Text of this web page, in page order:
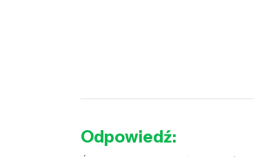
Odpowiedź: